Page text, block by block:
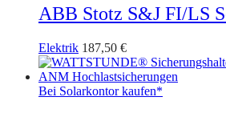
19,90 € 14,85 €.
ABB Stotz S&J FI/LS
Elektrik 187,50 €
Bei Solarkontor kaufen*